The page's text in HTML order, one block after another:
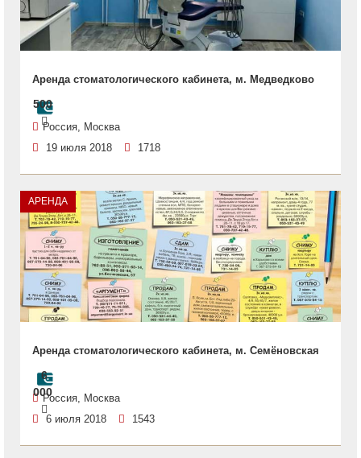
Аренда стоматологического кабинета, м. Медведково
500
Россия, Москва
19 июля 2018
1718
АРЕНДА
Аренда стоматологического кабинета, м. Семёновская
6
000Россия, Москва
6 июля 2018
1543